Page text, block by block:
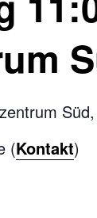
(Kontakt)